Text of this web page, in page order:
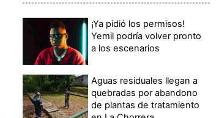
¡Ya pidió los permisos!
Yemil podría volver pronto
a los escenarios
Aguas residuales llegan a
quebradas por abandono
de plantas de tratamiento